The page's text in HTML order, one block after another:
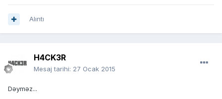
Alıntı
H4CK3R
Mesaj tarihi: 27 Ocak 2015
Dəyməz...